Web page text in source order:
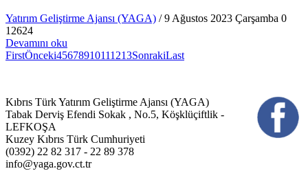
Yatırım Geliştirme Ajansı (YAGA) / 9 Ağustos 2023 Çarşamba 0
12624
Devamını oku
FirstÖnceki45678910111213SonrakiLast
Kıbrıs Türk Yatırım Geliştirme Ajansı (YAGA)
Tabak Derviş Efendi Sokak , No.5, Köşklüçiftlik -
LEFKOŞA
Kuzey Kıbrıs Türk Cumhuriyeti
(0392) 22 82 317 - 22 89 378
info@yaga.gov.ct.tr